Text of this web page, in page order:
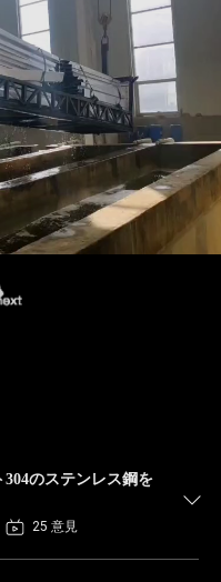
のステンレス鋼を
25 意見